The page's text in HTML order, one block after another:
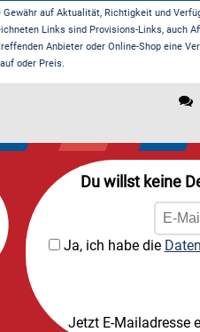
Gewähr auf Aktualität, Richtigkeit und
Links sind Provisions-Links, auch
Anbieter oder Online-Shop eine
oder Preis.
Du willst keine
Ja, ich habe die
Jetzt E-Mailadresse